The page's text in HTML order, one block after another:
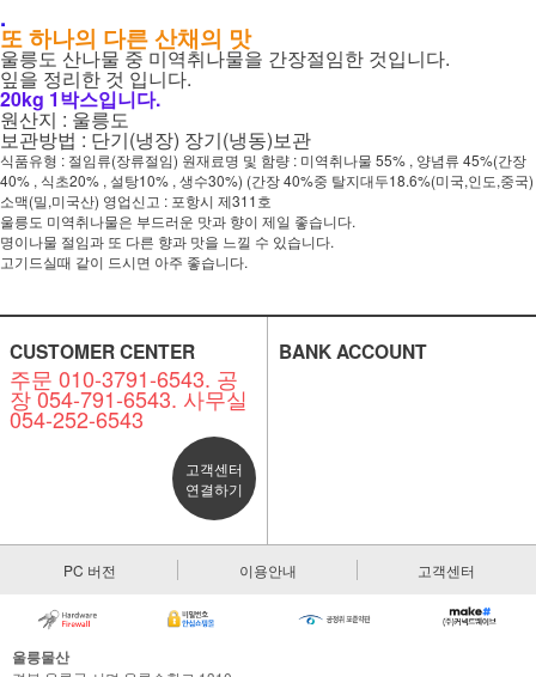
.
또 하나의 다른 산채의 맛
울릉도 산나물 중 미역취나물을 간장절임한 것입니다.
잎을 정리한 것 입니다.
20kg 1박스입니다.
원산지 : 울릉도
보관방법 : 단기(냉장) 장기(냉동)보관
식품유형 : 절임류(장류절임) 원재료명 및 함량 : 미역취나물 55% , 양념류 45%(간장
40% , 식초20% , 설탕10% , 생수30%) (간장 40%중 탈지대두18.6%(미국,인도,중국)
소맥(밀,미국산) 영업신고 : 포항시 제311호
울릉도 미역취나물은 부드러운 맛과 향이 제일 좋습니다.
명이나물 절임과 또 다른 향과 맛을 느낄 수 있습니다.
고기드실때 같이 드시면 아주 좋습니다.
CUSTOMER CENTER
주문 010-3791-6543. 공
장 054-791-6543. 사무실
054-252-6543
고객센터
연결하기
BANK ACCOUNT
PC 버전 이용안내 고객센터
울릉물산